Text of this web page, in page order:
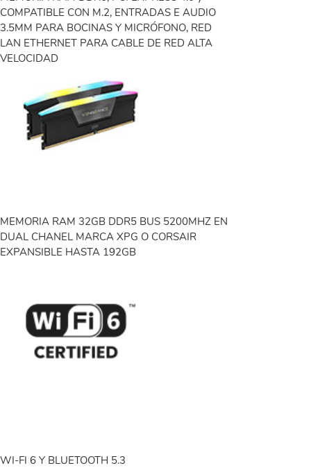
COMPATIBLE CON M.2, ENTRADAS E AUDIO
3.5MM PARA BOCINAS Y MICRÓFONO, RED
LAN ETHERNET PARA CABLE DE RED ALTA
VELOCIDAD
MEMORIA RAM 32GB DDR5 BUS 5200MHZ EN
DUAL CHANEL MARCA XPG O CORSAIR
EXPANSIBLE HASTA 192GB
WI-FI 6 Y BLUETOOTH 5.3